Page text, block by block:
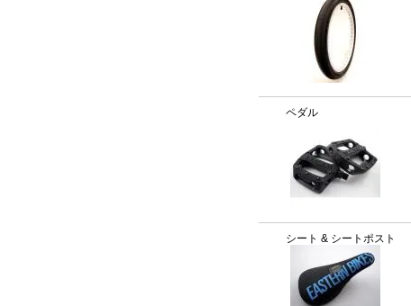
ペダル
シート & シートポスト